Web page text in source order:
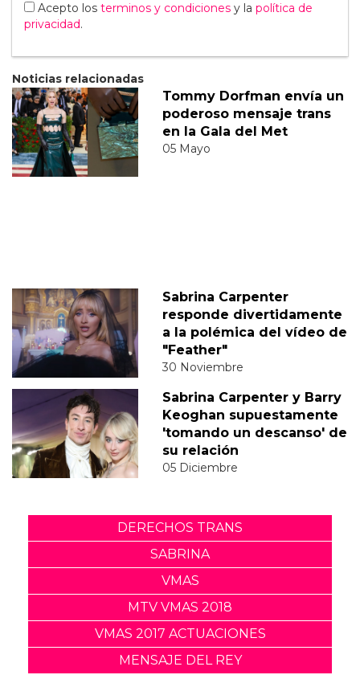
Acepto los terminos y condiciones y la política de
privacidad.
Noticias relacionadas
Tommy Dorfman envía un
poderoso mensaje trans
en la Gala del Met
05 Mayo
Sabrina Carpenter
responde divertidamente
a la polémica del vídeo de
"Feather"
30 Noviembre
Sabrina Carpenter y Barry
Keoghan supuestamente
'tomando un descanso' de
su relación
05 Diciembre
DERECHOS TRANS
SABRINA
VMAS
MTV VMAS 2018
VMAS 2017 ACTUACIONES
MENSAJE DEL REY